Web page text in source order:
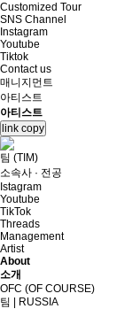
Customized Tour
SNS Channel
Instagram
Youtube
Tiktok
Contact us
매니지먼트
아티스트
아티스트
link copy
팀 (TIM)
소속사 · 전공
Istagram
Youtube
TikTok
Threads
Management
Artist
About
소개
OFC (OF COURSE)
팀 | RUSSIA